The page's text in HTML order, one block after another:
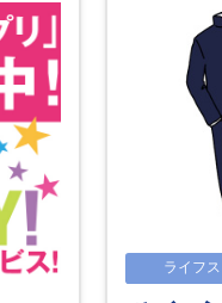
ライフ